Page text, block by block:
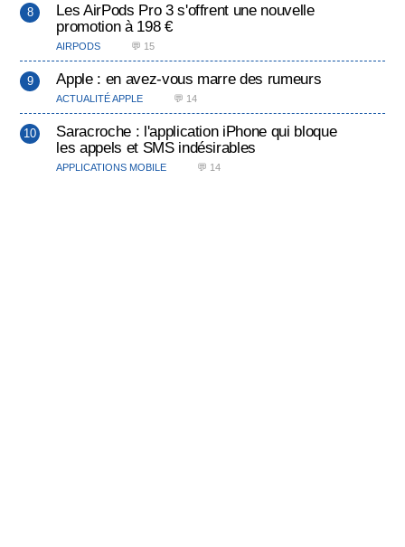
Les AirPods Pro 3 s'offrent une nouvelle
promotion à 198 €
AIRPODS 💬 15
Apple : en avez-vous marre des rumeurs
ACTUALITÉ APPLE 💬 14
Saracroche : l'application iPhone qui bloque
les appels et SMS indésirables
APPLICATIONS MOBILE 💬 14